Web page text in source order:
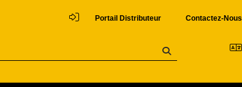
Portail Distributeur Contactez-Nous